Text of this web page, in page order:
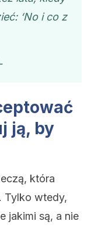
‘No i co z
ją, by
która
Tylko wtedy,
jakimi są, a nie